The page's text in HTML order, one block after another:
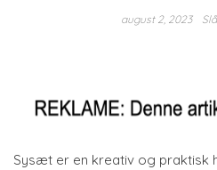
august 2, 2023
Sysæt er en kreativ og praktisk